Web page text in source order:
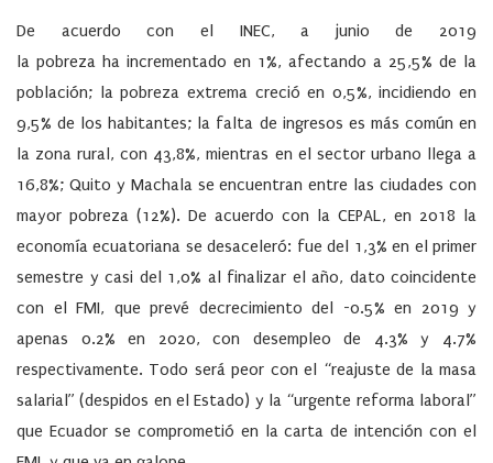
De acuerdo con el INEC, a junio de 2019
la pobreza ha incrementado en 1%, afectando a 25,5% de la
población; la pobreza extrema creció en 0,5%, incidiendo en
9,5% de los habitantes; la falta de ingresos es más común en
la zona rural, con 43,8%, mientras en el sector urbano llega a
16,8%; Quito y Machala se encuentran entre las ciudades con
mayor pobreza (12%). De acuerdo con la CEPAL, en 2018 la
economía ecuatoriana se desaceleró: fue del 1,3% en el primer
semestre y casi del 1,0% al finalizar el año, dato coincidente
con el FMI, que prevé decrecimiento del -0.5% en 2019 y
apenas 0.2% en 2020, con desempleo de 4.3% y 4.7%
respectivamente. Todo será peor con el “reajuste de la masa
salarial” (despidos en el Estado) y la “urgente reforma laboral”
que Ecuador se comprometió en la carta de intención con el